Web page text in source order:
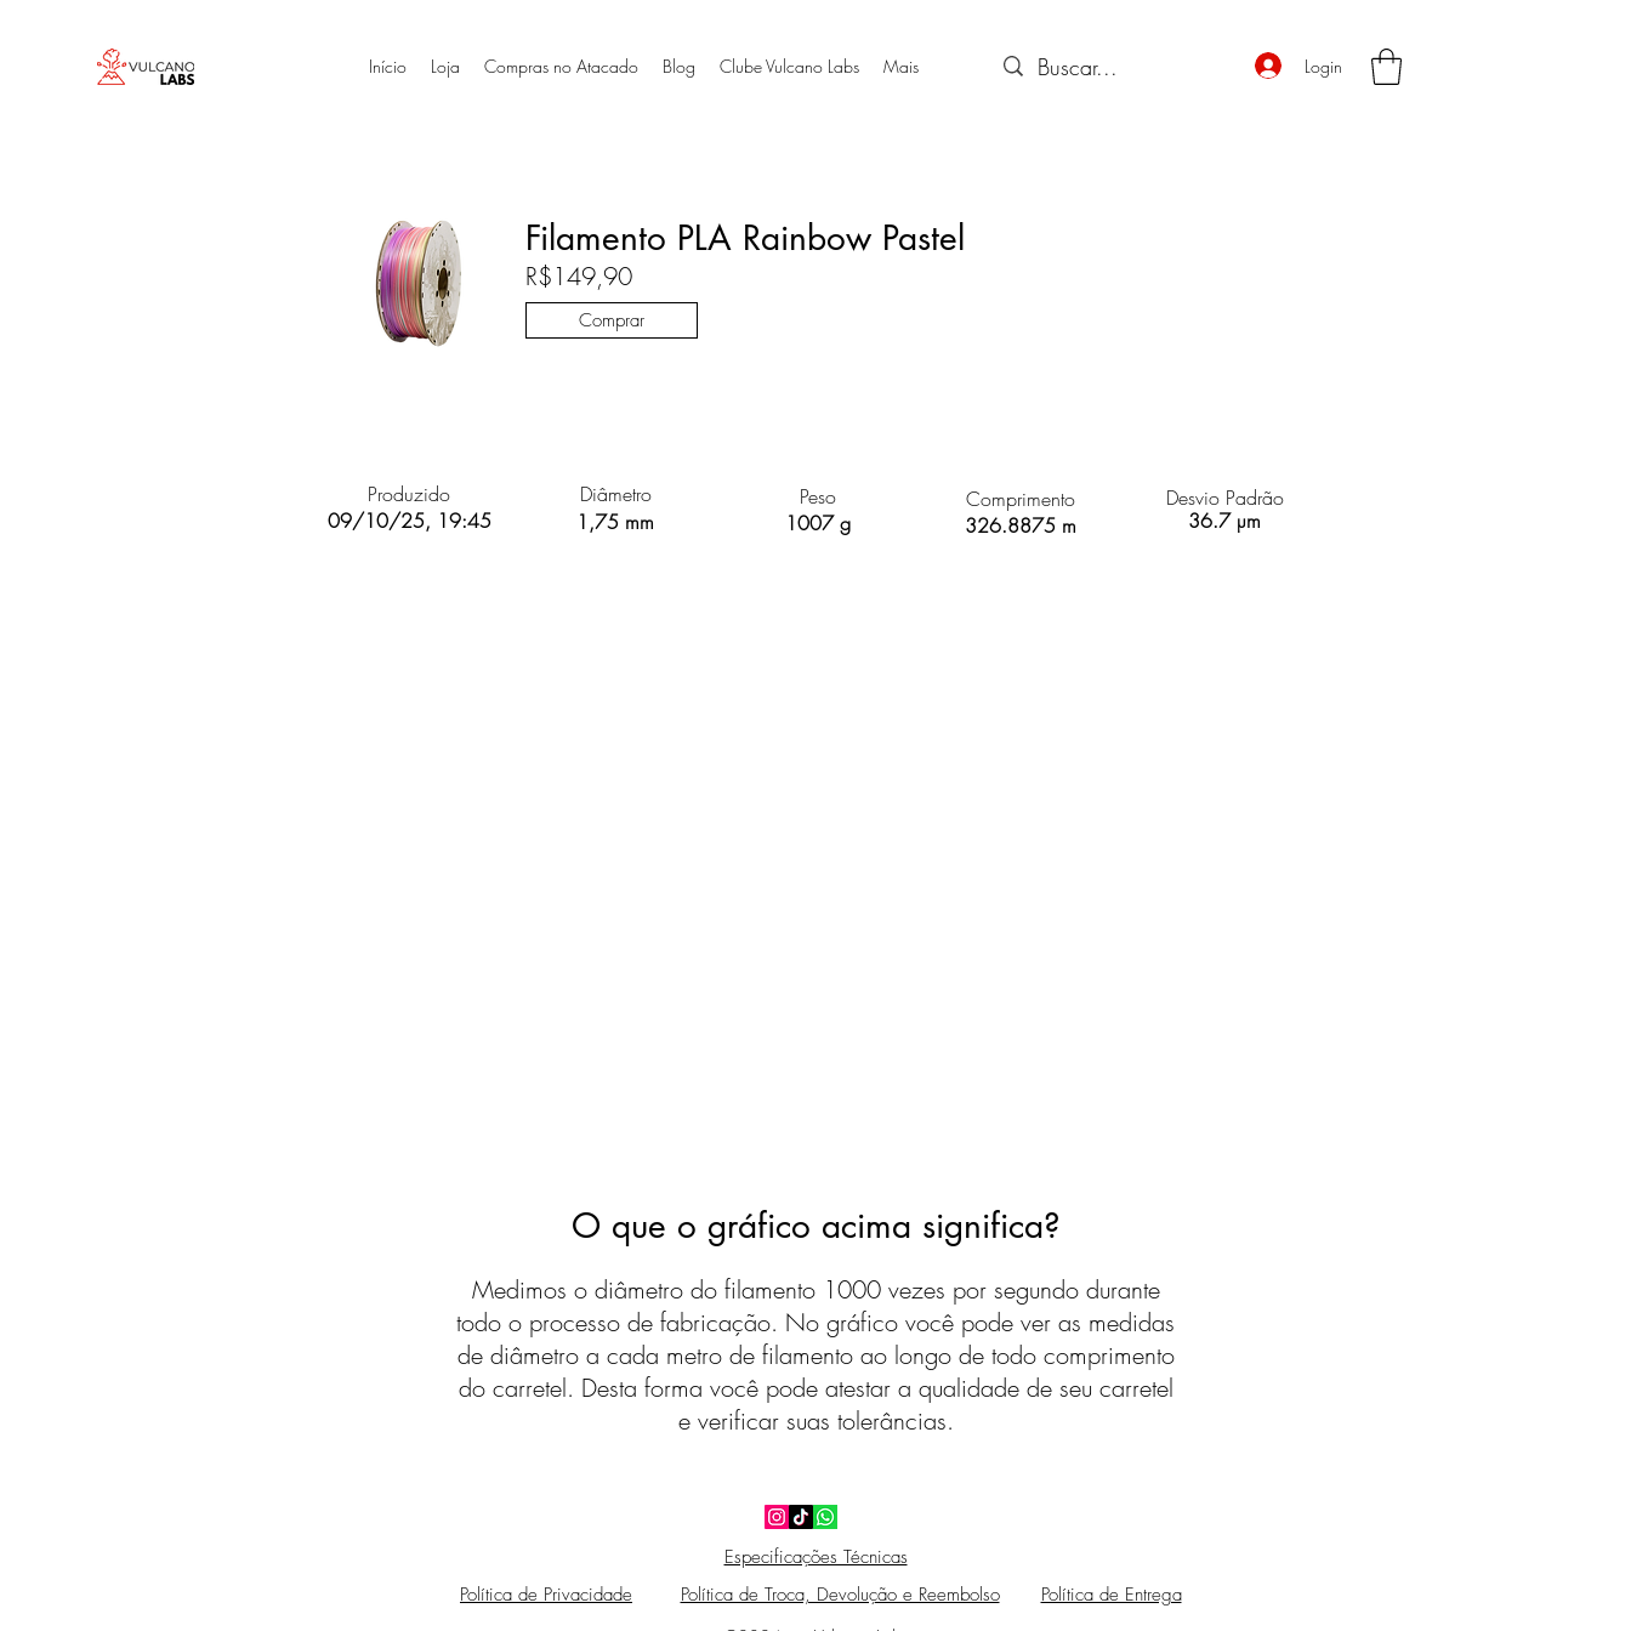
Início Loja Compras no Atacado Blog Clube Vulcano Labs Mais Login
Filamento PLA Rainbow Pastel
R$149,90
Comprar
Produzido
09/10/25, 19:45
Diâmetro
1,75 mm
Peso
1007 g
Comprimento
326.8875 m
Desvio Padrão
36.7 µm
O que o gráfico acima significa?
Medimos o diâmetro do filamento 1000 vezes por segundo durante
todo o processo de fabricação. No gráfico você pode ver as medidas
de diâmetro a cada metro de filamento ao longo de todo comprimento
do carretel. Desta forma você pode atestar a qualidade de seu carretel
e verificar suas tolerâncias.
Especificações Técnicas
Política de Privacidade
Política de Troca, Devolução e Reembolso Política de Entrega